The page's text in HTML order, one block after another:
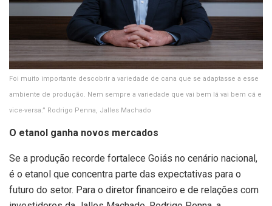
Foi muito importante descobrir a variedade de cana que se adaptasse a esse
ambiente de produção. Nem sempre a variedade que vai bem lá vai bem cá e
vice-versa.” Rodrigo Penna, Jalles Machado
O etanol ganha novos mercados
Se a produção recorde fortalece Goiás no cenário nacional,
é o etanol que concentra parte das expectativas para o
futuro do setor. Para o diretor financeiro e de relações com